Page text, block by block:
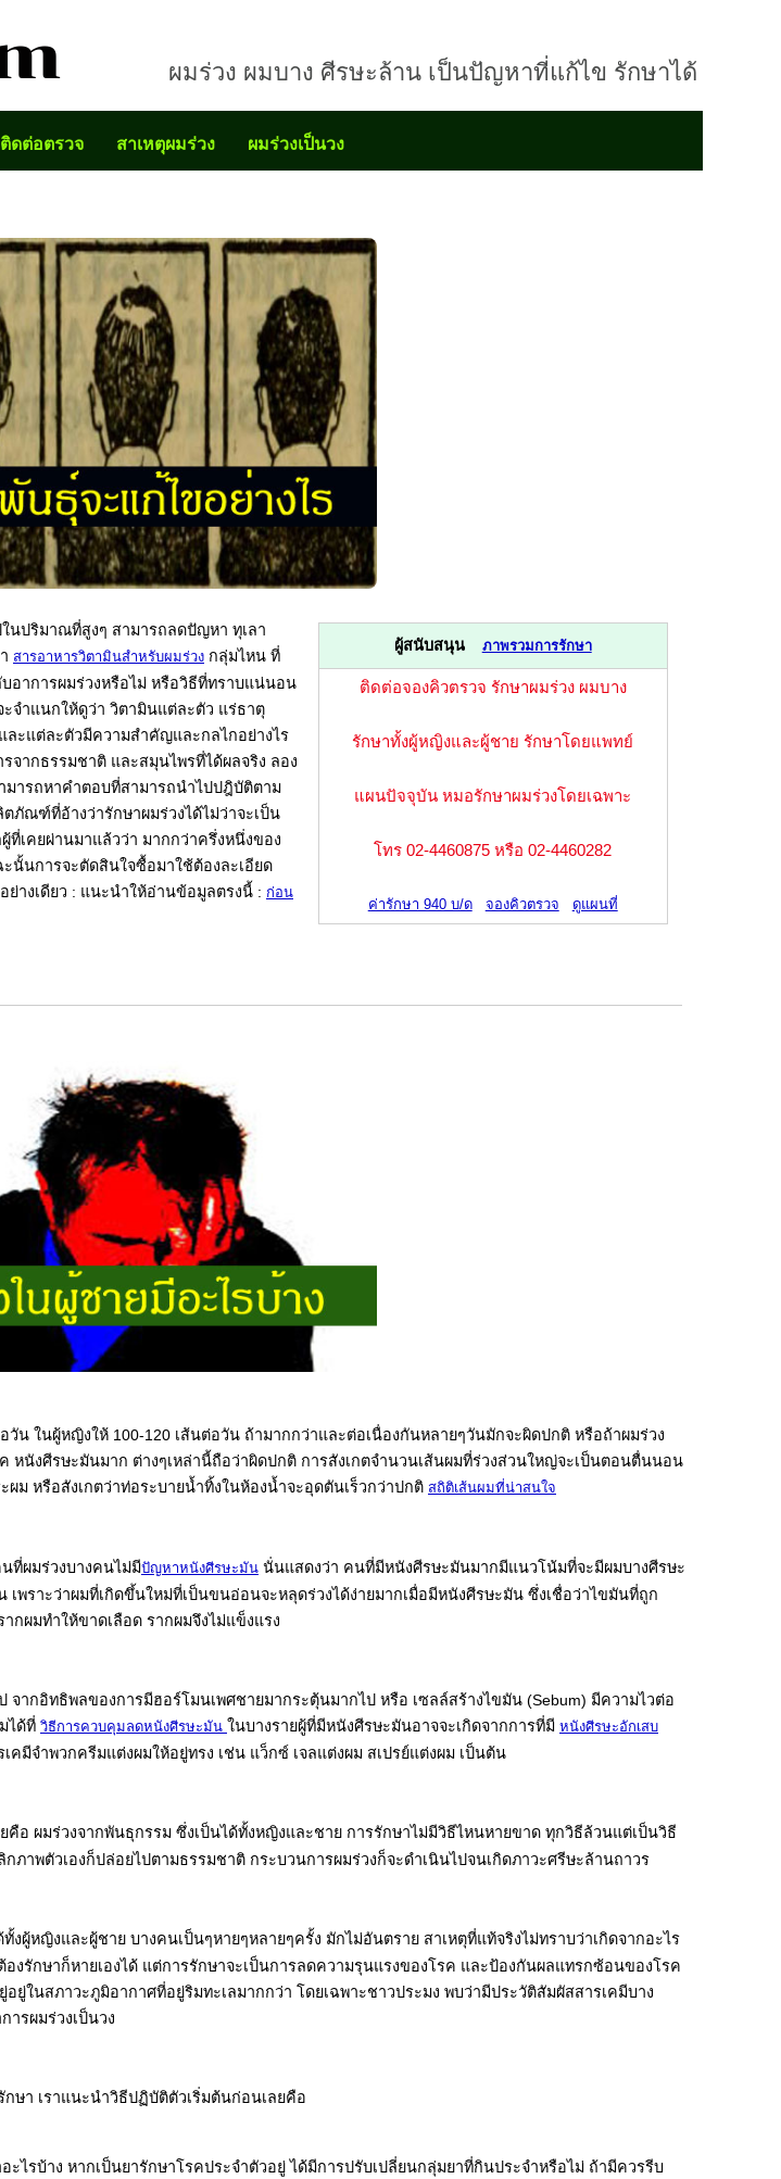
ผมร่วง ผมบาง ศีรษะล้าน เป็นปัญหาที่แก้ไข รักษาได้
ติดต่อตรวจ สาเหตุผมร่วง ผมร่วงเป็นวง
นปริมาณที่สูงๆ สามารถลดปัญหา ทุเลา
สารอาหารวิตามินสำหรับผมร่วง กลุ่มไหน ที่
อาการผมร่วงหรือไม่ หรือวิธีที่ทราบแน่นอน
จำแนกให้ดูว่า วิตามินแต่ละตัว แร่ธาตุ
ละแต่ละตัวมีความสำคัญและกลไกอย่างไร
จากธรรมชาติ และสมุนไพรที่ได้ผลจริง ลอง
มารถหาคำตอบที่สามารถนำไปปฎิบัติตาม
ภัณฑ์ที่อ้างว่ารักษาผมร่วงได้ไม่ว่าจะเป็น
ที่เคยผ่านมาแล้วว่า มากกว่าครึ่งหนึ่งของ
นั้นการจะตัดสินใจซื้อมาใช้ต้องละเอียด
ย่างเดียว : แนะนำให้อ่านข้อมูลตรงนี้ : ก่อน
ผู้สนับสนุน ภาพรวมการรักษา
ติดต่อจองคิวตรวจ รักษาผมร่วง ผมบาง
รักษาทั้งผู้หญิงและผู้ชาย รักษาโดยแพทย์
แผนปัจจุบัน หมอรักษาผมร่วงโดยเฉพาะ
โทร 02-4460875 หรือ 02-4460282
ค่ารักษา 940 บ/ด จองคิวตรวจ ดูแผนที่
น ในผู้หญิงให้ 100-120 เส้นต่อวัน ถ้ามากกว่าและต่อเนื่องกันหลายๆวันมักจะผิดปกติ หรือถ้าผมร่วง
นังศีรษะมันมาก ต่างๆเหล่านี้ถือว่าผิดปกติ การสังเกตจำนวนเส้นผมที่ร่วงส่วนใหญ่จะเป็นตอนตื่นนอน
ม หรือสังเกตว่าท่อระบายน้ำทิ้งในห้องน้ำจะอุดตันเร็วกว่าปกติ สถิติเส้นผมที่น่าสนใจ
ที่ผมร่วงบางคนไม่มีปัญหาหนังศีรษะมัน นั่นแสดงว่า คนที่มีหนังศีรษะมันมากมีแนวโน้มที่จะมีผมบางศีรษะ
ราะว่าผมที่เกิดขึ้นใหม่ที่เป็นขนอ่อนจะหลุดร่วงได้ง่ายมากเมื่อมีหนังศีรษะมัน ซึ่งเชื่อว่าไขมันที่ถูก
กผมทำให้ขาดเลือด รากผมจึงไม่แข็งแรง
ากอิทธิพลของการมีฮอร์โมนเพศชายมากระตุ้นมากไป หรือ เซลล์สร้างไขมัน (Sebum) มีความไวต่อ
ได้ที่ วิธีการควบคุมลดหนังศีรษะมัน ในบางรายผู้ที่มีหนังศีรษะมันอาจจะเกิดจากการที่มี หนังศีรษะอักเสบ
คมีจำพวกครีมแต่งผมให้อยู่ทรง เช่น แว็กซ์ เจลแต่งผม สเปรย์แต่งผม เป็นต้น
อ ผมร่วงจากพันธุกรรม ซึ่งเป็นได้ทั้งหญิงและชาย การรักษาไม่มีวิธีไหนหายขาด ทุกวิธีล้วนแต่เป็นวิธี
าพตัวเองก็ปล่อยไปตามธรรมชาติ กระบวนการผมร่วงก็จะดำเนินไปจนเกิดภาวะศรีษะล้านถาวร
งผู้หญิงและผู้ชาย บางคนเป็นๆหายๆหลายๆครั้ง มักไม่อันตราย สาเหตุที่แท้จริงไม่ทราบว่าเกิดจากอะไร
งรักษาก็หายเองได้ แต่การรักษาจะเป็นการลดความรุนแรงของโรค และป้องกันผลแทรกซ้อนของโรค
ในสภาวะภูมิอากาศที่อยู่ริมทะเลมากกว่า โดยเฉพาะชาวประมง พบว่ามีประวัติสัมผัสสารเคมีบาง
ารผมร่วงเป็นวง
ษา เราแนะนำวิธีปฏิบัติตัวเริ่มต้นก่อนเลยคือ
ไรบ้าง หากเป็นยารักษาโรคประจำตัวอยู่ ได้มีการปรับเปลี่ยนกลุ่มยาที่กินประจำหรือไม่ ถ้ามีควรรีบ